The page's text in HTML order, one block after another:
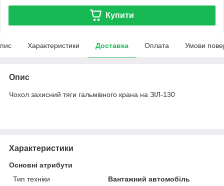
Купити
Характеристики Доставка Оплата Умови
Опис
Чохол захисний тяги гальмівного крана на ЗІЛ-130
Характеристики
Основні атрибути
Тип техніки
Вантажний автомобіль